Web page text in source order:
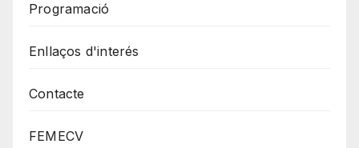
Programació
Enllaços d'interés
Contacte
FEMECV